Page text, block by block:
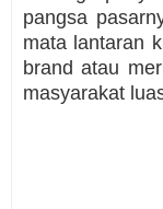
pangsa
mata lantaran
brand atau
masyarakat